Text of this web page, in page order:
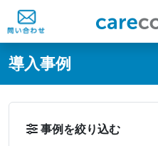
@ -0,0 +1,60 @@
導入事例
事例を絞り込む